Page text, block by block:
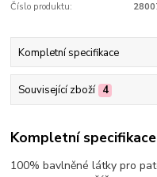
Číslo produktu:
Kompletní specifikace
Související zboží 4
Kompletní specifikace
100% bavlněné látky pro